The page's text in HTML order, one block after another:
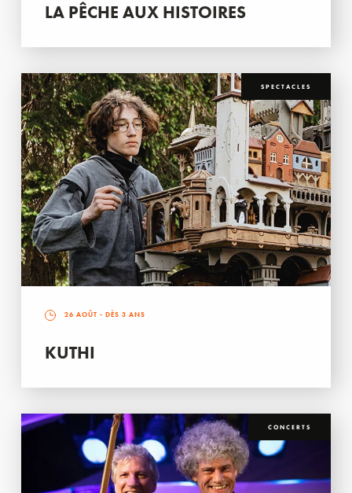
LA PÊCHE AUX HISTOIRES
SPECTACLES
26 AOÛT - DÈS 3 ANS
KUTHI
CONCERTS